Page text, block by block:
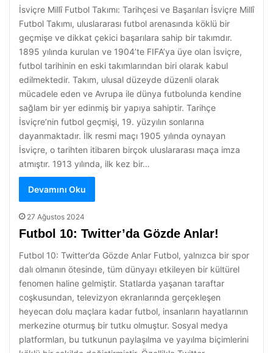
İsviçre Millî Futbol Takımı: Tarihçesi ve Başarıları İsviçre Millî
Futbol Takımı, uluslararası futbol arenasında köklü bir
geçmişe ve dikkat çekici başarılara sahip bir takımdır.
1895 yılında kurulan ve 1904’te FIFA’ya üye olan İsviçre,
futbol tarihinin en eski takımlarından biri olarak kabul
edilmektedir. Takım, ulusal düzeyde düzenli olarak
mücadele eden ve Avrupa ile dünya futbolunda kendine
sağlam bir yer edinmiş bir yapıya sahiptir. Tarihçe
İsviçre’nin futbol geçmişi, 19. yüzyılın sonlarına
dayanmaktadır. İlk resmi maçı 1905 yılında oynayan
İsviçre, o tarihten itibaren birçok uluslararası maça imza
atmıştır. 1913 yılında, ilk kez bir…
Devamını Oku
27 Ağustos 2024
Futbol 10: Twitter’da Gözde Anlar!
Futbol 10: Twitter’da Gözde Anlar Futbol, yalnızca bir spor
dalı olmanın ötesinde, tüm dünyayı etkileyen bir kültürel
fenomen haline gelmiştir. Statlarda yaşanan taraftar
coşkusundan, televizyon ekranlarında gerçekleşen
heyecan dolu maçlara kadar futbol, insanların hayatlarının
merkezine oturmuş bir tutku olmuştur. Sosyal medya
platformları, bu tutkunun paylaşılma ve yayılma biçimlerini